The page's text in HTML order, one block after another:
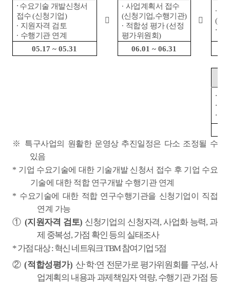
∙ 수요기술 개발신청서
접수(신청기업)
∙ 지원자격 검토
∙ 수행기관 연계

∙ 사업계획서 접수
(신청기업,수행기관)
∙ 적합성 평가(선정
평가위원회)

∙
(평
∙
05.17 ~ 05.31 06.01 ~ 06.31
∙
∙
∙
※ 특구사업의 원활한 운영상 추진일정은 다소 조정될 수
있음
* 기업 수요기술에 대한 기술개발 신청서 접수 후 기업 수요
기술에 대한 적합 연구개발 수행기관 연계
* 수요기술에 대한 적합 연구수행기관을 신청기업이 직접
연계 가능
①(지원자격 검토) 신청기업의 신청자격, 사업화 능력, 과
제 중복성, 가점 확인 등의 실태조사
*가점 대상:혁신 네트워크TBM참여기업 5점
②(적합성평가) 산·학·연 전문가로 평가위원회를 구성, 사
업계획의 내용과 과제책임자 역량, 수행기관 가점 등